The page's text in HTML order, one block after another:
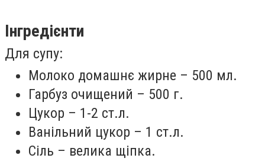
Інгредієнти
Для супу:
Молоко домашнє жирне – 500 мл.
Гарбуз очищений – 500 г.
Цукор – 1-2 ст.л.
Ванільний цукор – 1 ст.л.
Сіль – велика щіпка.